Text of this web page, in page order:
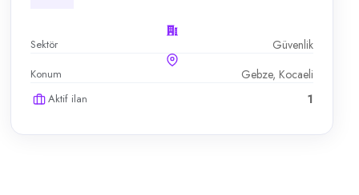
Sektör Güvenlik
Konum Gebze, Kocaeli
Aktif ilan 1